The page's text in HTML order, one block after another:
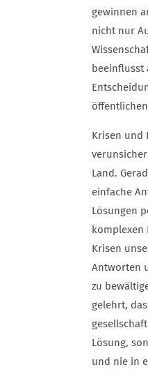
gewinnen
nicht nur
beeinflusst
Krisen und
Land.
einfache
Lösungen
komplexen
Krisen
Antworten
zu
gelehrt,
Lösung,
und nie in